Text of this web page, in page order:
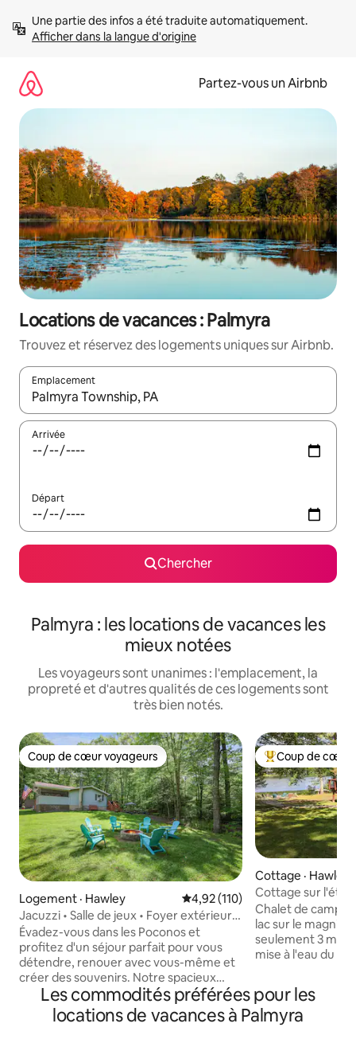
directement
Afficher dans la langue d'origine
Partez-vous un Airbnb
Locations de vacances : Palmyra
Trouvez et réservez des logements uniques sur Airbnb.
Emplacement
Quand les résultats sont affichés, parcourez-les en utilisant
Arrivée
Départ
Chercher
Palmyra : les locations de vacances les
mieux notées
Les voyageurs sont unanimes : l'emplacement, la
propreté et d'autres qualités de ces logements sont
très bien notés.
Coup de cœur voyageurs
Coup de cœur voyageurs
Logement · Hawley Note moyenne de 4,92 sur 5,
4,92 (110)
Jacuzzi • Salle de jeux • Foyer extérieur •
Lac Wallenpaupack
Évadez-vous dans les Poconos et
profitez d'un séjour parfait pour vous
détendre, renouer avec vous-même et
créer des souvenirs. Notre spacieux
havre de paix de 3 chambres et 2 salles
de bain est à seulement 1 km du lac
Wallenpaupack. Profitez du bateau, de la
Coup de cœur
Coup de cœur
Cottage · Hawley
Cottage sur
Chalet de
lac sur le
seulement 3
mise à l'eau du
bars, excursions
randonnée
Dans cette
récemment
Les commodités préférées pour les
locations de vacances à Palmyra